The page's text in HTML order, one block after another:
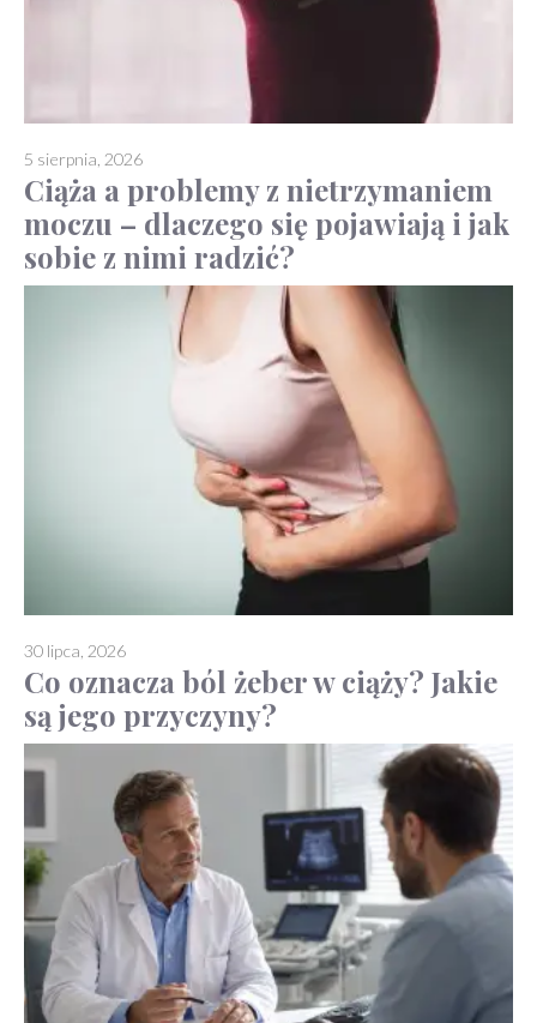
Ciąża a problemy z nietrzymaniem
moczu – dlaczego się pojawiają i jak
sobie z nimi radzić?
5 sierpnia, 2026
Co oznacza ból żeber w ciąży? Jakie
są jego przyczyny?
30 lipca, 2026